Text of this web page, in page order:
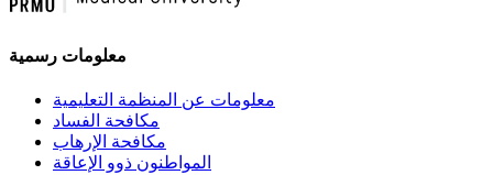
معلومات رسمية
معلومات عن المنظمة التعليمية
مكافحة الفساد
مكافحة الإرهاب
المواطنون ذوو الإعاقة